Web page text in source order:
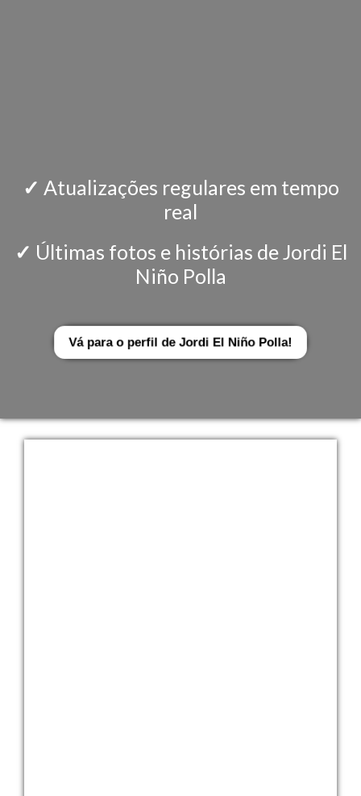
✓ Atualizações regulares em tempo
real
✓ Últimas fotos e histórias de Jordi El
Niño Polla
Vá para o perfil de Jordi El Niño Polla!